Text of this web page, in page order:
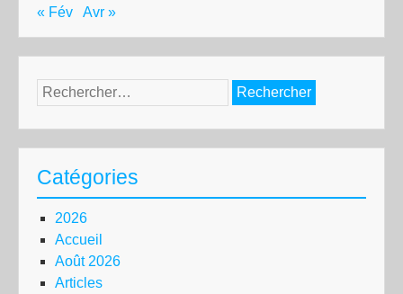
« Fév Avr »
Rechercher :
Catégories
2026
Accueil
Août 2026
Articles